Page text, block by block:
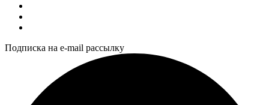
Подписка на e-mail рассылку